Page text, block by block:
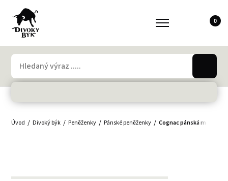
0
Úvod Divoký býk Peněženky Pánské peněženky Cognac pánská